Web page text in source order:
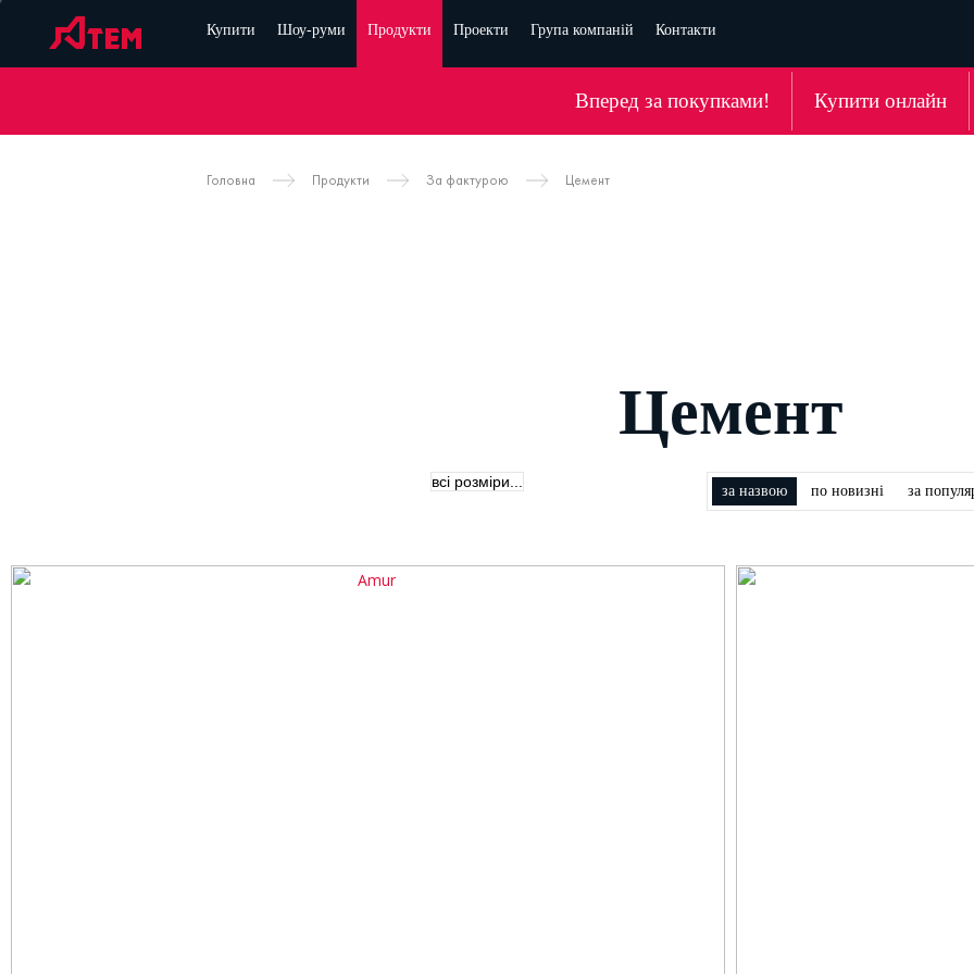
Купити Шоу-руми Продукти Проекти Група компаній Контакти
Вперед за покупками! Купити онлайн
Головна Продукти За фактурою Цемент
Цемент
за назвою по новизні за